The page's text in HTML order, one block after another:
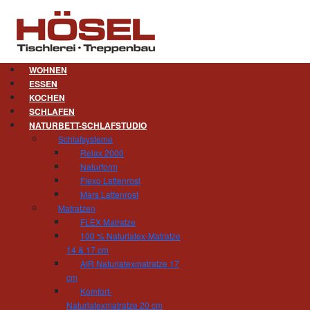
WOHNEN
ESSEN
KOCHEN
SCHLAFEN
NATURBETT-SCHLAFSTUDIO
Schlafsysteme
Relax 2000
Naturform
Flexo Lattenrost
Mars Lattenrost
Matratzen
FLEX Matratze
100 % Naturlatex-Matratze
14 & 17 cm
AIR Naturlatexmatratze 17
cm
Komfort-
Naturlatexmatratze 20 cm
Klassisch, natürlich, romantisch,
Wohnungseinrichtungen planen, ist es uns
sich auch wirklich zu Hause fühlen. In einem
Chic, Pariser Blau oder Siena-Rot, rund oder
In unserer über 200m² großen Ausstellung
neuen Möbelstücke ausprobieren.